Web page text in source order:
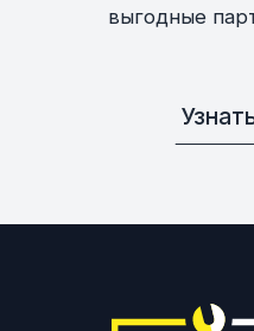
выгодные